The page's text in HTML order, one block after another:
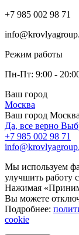
+7 985 002 98 71
Режим работы
Пн-Пт: 9:00 -
Ваш город
Москва
Ваш город
Да, все верно
+7 985 002 98 71
Мы используем
улучшить работу
Нажимая
Вы можете
Подробнее:
cookie